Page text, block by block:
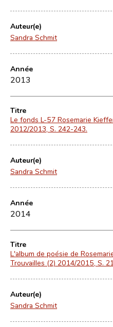
Auteur(e)
Sandra Schmit
Année
2013
Titre
Le fonds L-57 Rosemarie
2012/2013, S. 242-243.
Auteur(e)
Sandra Schmit
Année
2014
Titre
L'album de poésie de
Trouvailles (2) 2014/2015, S.
Auteur(e)
Sandra Schmit